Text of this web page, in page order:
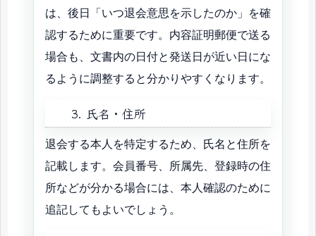
は、後日「いつ退会意思を示したのか」を確
認するために重要です。内容証明郵便で送る
場合も、文書内の日付と発送日が近い日にな
るように調整すると分かりやすくなります。
3. 氏名・住所
退会する本人を特定するため、氏名と住所を
記載します。会員番号、所属先、登録時の住
所などが分かる場合には、本人確認のために
追記してもよいでしょう。